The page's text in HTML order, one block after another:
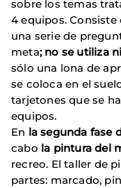
sobre los temas
4 equipos.
una serie de
meta; no se utiliza
sólo una lona de
se coloca en el
tarjetones que se
equipos.
En la segunda fase
cabo la pintura del
recreo. El taller de
partes: marcado,